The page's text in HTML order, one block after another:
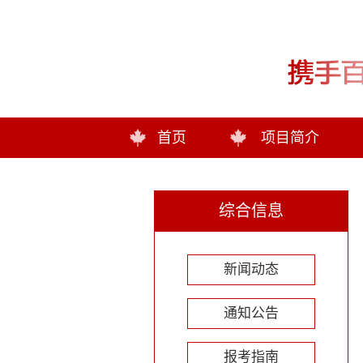
首页 项目简介
综合信息
新闻动态
通知公告
报考指南